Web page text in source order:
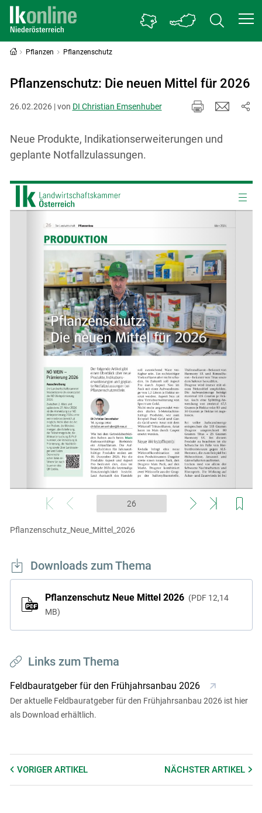
Skip to main content
Pflanzen Pflanzenschutz
Pflanzenschutz: Die neuen Mittel für 2026
26.02.2026 | von DI Christian Emsenhuber
Neue Produkte, Indikationserweiterungen und
geplante Notfallzulassungen.
Pflanzenschutz_Neue_Mittel_2026
Downloads zum Thema
Pflanzenschutz Neue Mittel 2026 PDF 12,14
MB
Links zum Thema
Feldbauratgeber für den Frühjahrsanbau 2026
Der aktuelle Feldbauratgeber für den Frühjahrsanbau 2026 ist hier
als Download erhältlich.
VORIGER ARTIKEL NÄCHSTERARTIKEL